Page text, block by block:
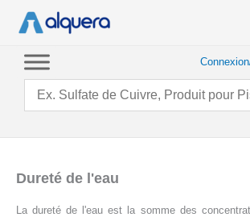
Dureté de l'eau
La dureté de l'eau est la somme des